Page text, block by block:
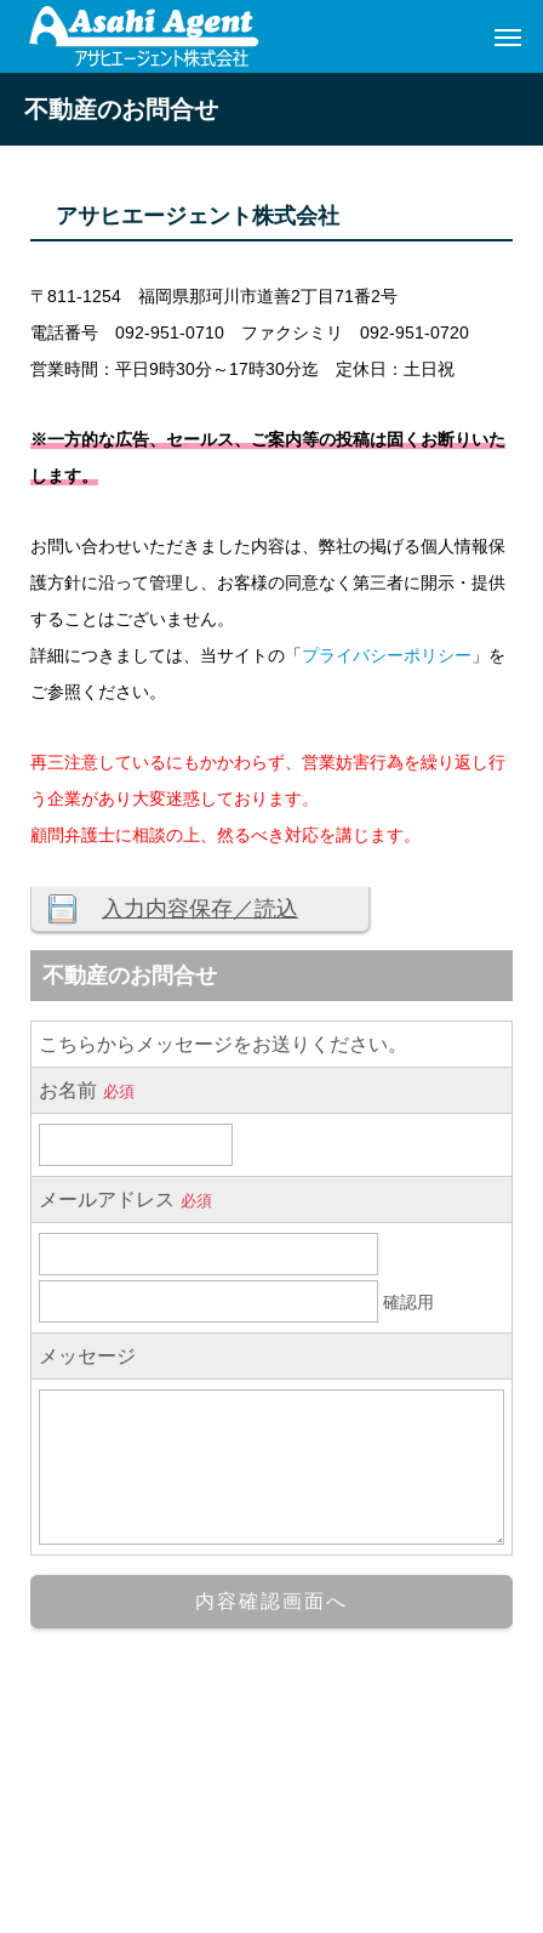
不動産のお問合せ
アサヒエージェント株式会社
〒811-1254 福岡県那珂川市道善2丁目71番2号
電話番号 092-951-0710 ファクシミリ 092-951-0720
営業時間：平日9時30分～17時30分迄 定休日：土日祝
※一方的な広告、セールス、ご案内等の投稿は固くお断りいた
します。
お問い合わせいただきました内容は、弊社の掲げる個人情報保
護方針に沿って管理し、お客様の同意なく第三者に開示・提供
することはございません。
詳細につきましては、当サイトの「プライバシーポリシー 」を
ご参照ください。
再三注意しているにもかかわらず、営業妨害行為を繰り返し行
う企業があり大変迷惑しております。
顧問弁護士に相談の上、然るべき対応を講じます。